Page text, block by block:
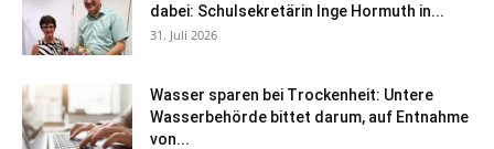
dabei: Schulsekretärin Inge Hormuth in...
31. Juli 2026
Wasser sparen bei Trockenheit: Untere
Wasserbehörde bittet darum, auf Entnahme
von...